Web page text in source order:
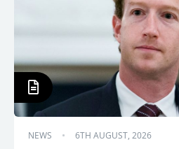
NEWS 6TH AUGUST, 2026